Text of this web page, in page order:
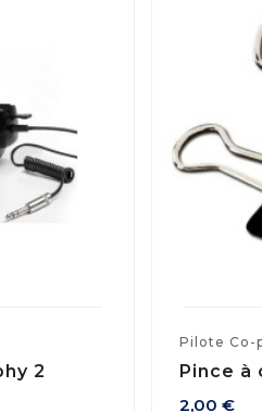
2
Pilote Co-
Pince à
2,00 €